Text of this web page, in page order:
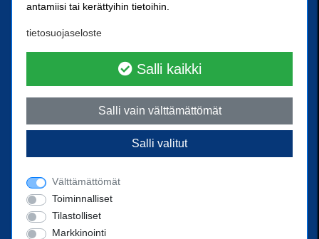
00390 Helsinki
Ota yhteyttä
Puhelin02 238 3300
© 2022 SN-Kiinnike Oy
antamiisi tai kerättyihin tietoihin.
tietosuojaseloste
Salli kaikki
Salli vain välttämättömät
Salli valitut
Välttämättömät
Toiminnalliset
Tilastolliset
Markkinointi